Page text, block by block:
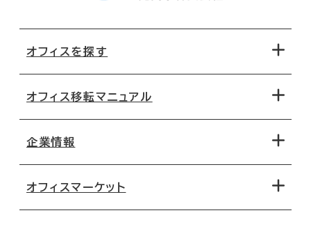
オフィスを探す
地図から探す
路線・駅から探す
オフィス移転マニュアル
移転コストシミュレーション
移転スケジュール
企業情報
オフィスマーケット